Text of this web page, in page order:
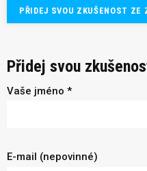
PŘIDEJ SVOU ZKUŠENOST ZE
Přidej svou
Vaše jméno *
E-mail (nepovinné)